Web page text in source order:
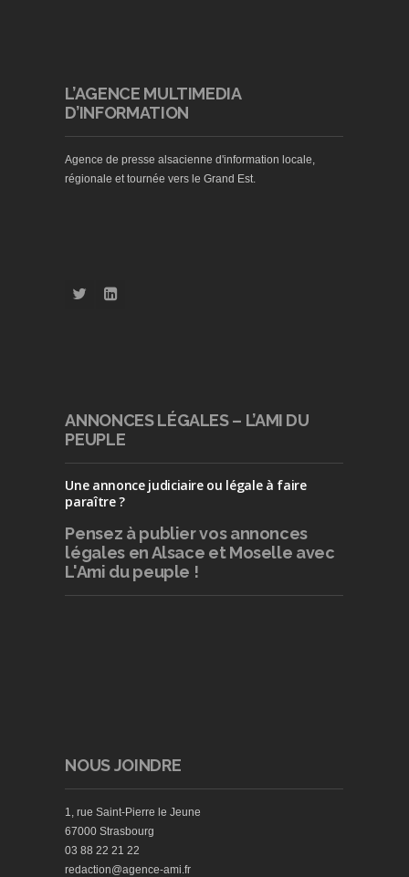
L’AGENCE MULTIMEDIA
D’INFORMATION
Agence de presse alsacienne d'information locale,
régionale et tournée vers le Grand Est.
ANNONCES LÉGALES – L’AMI DU
PEUPLE
Une annonce judiciaire ou légale à faire
paraître ?
Pensez à publiervos annonces
légales en Alsace et Moselle avec
L'Ami du peuple !
NOUS JOINDRE
1, rue Saint-Pierre le Jeune
67000 Strasbourg
03 88 22 21 22
redaction@agence-ami.fr